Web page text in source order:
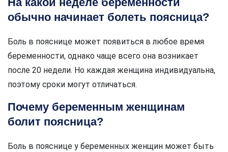
обычно начинает болеть поясница?
Боль в пояснице может появиться в любое время
беременности, однако чаще всего она возникает
после 20 недели. Но каждая женщина индивидуальна,
поэтому сроки могут отличаться.
Почему беременным женщинам
болит поясница?
Боль в пояснице у беременных женщин может быть